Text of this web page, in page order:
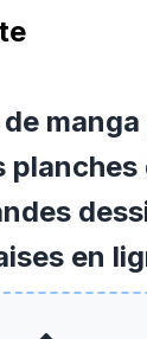
manga
planches
en